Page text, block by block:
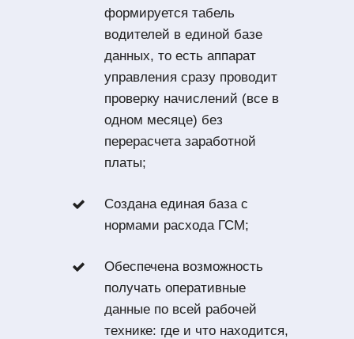
формируется табель
водителей в единой базе
данных, то есть аппарат
управления сразу проводит
проверку начислений (все в
одном месяце) без
перерасчета заработной
платы;
Создана единая база с
нормами расхода ГСМ;
Обеспечена возможность
получать оперативные
данные по всей рабочей
технике: где и что находится,